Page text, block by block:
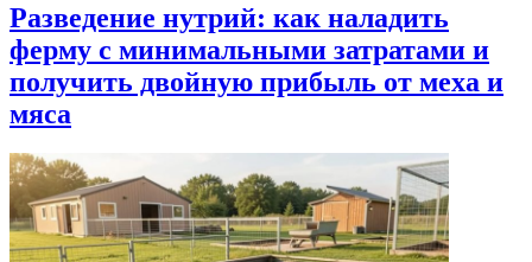
Разведение нутрий: как наладить
ферму с минимальными затратами и
получить двойную прибыль от меха и
мяса